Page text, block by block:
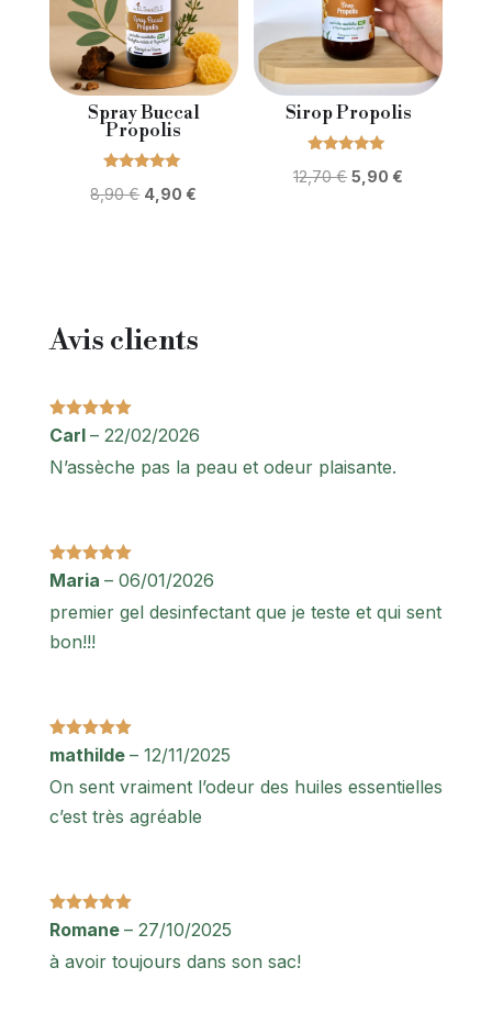
Spray Buccal
Propolis
5.00
8,90€ Le
4,90 €
Sirop Propolis
5.00
12,70€ Le
5,90 €
Avis clients
Note
sur
5
Carl – 22/02/2026
N’assèche pas la peau et odeur plaisante.
Note5sur
5
Maria – 06/01/2026
premier gel desinfectant que je teste et qui sent
bon!!!
Note5 sur
5
mathilde – 12/11/2025
On sent vraiment l’odeur des huiles essentielles
c’est très agréable
Note 5sur
5
Romane – 27/10/2025
à avoir toujours dans son sac!